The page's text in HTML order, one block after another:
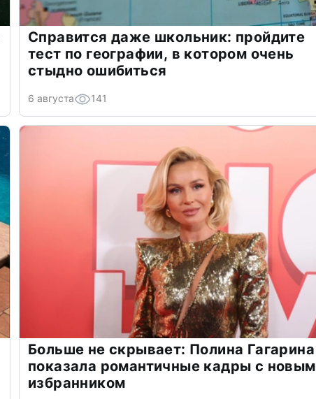
Справится даже школьник: пройдите
тест по географии, в котором очень
стыдно ошибиться
6 августа 141
Больше не скрывает: Полина Гагарина
показала романтичные кадры с новым
избранником